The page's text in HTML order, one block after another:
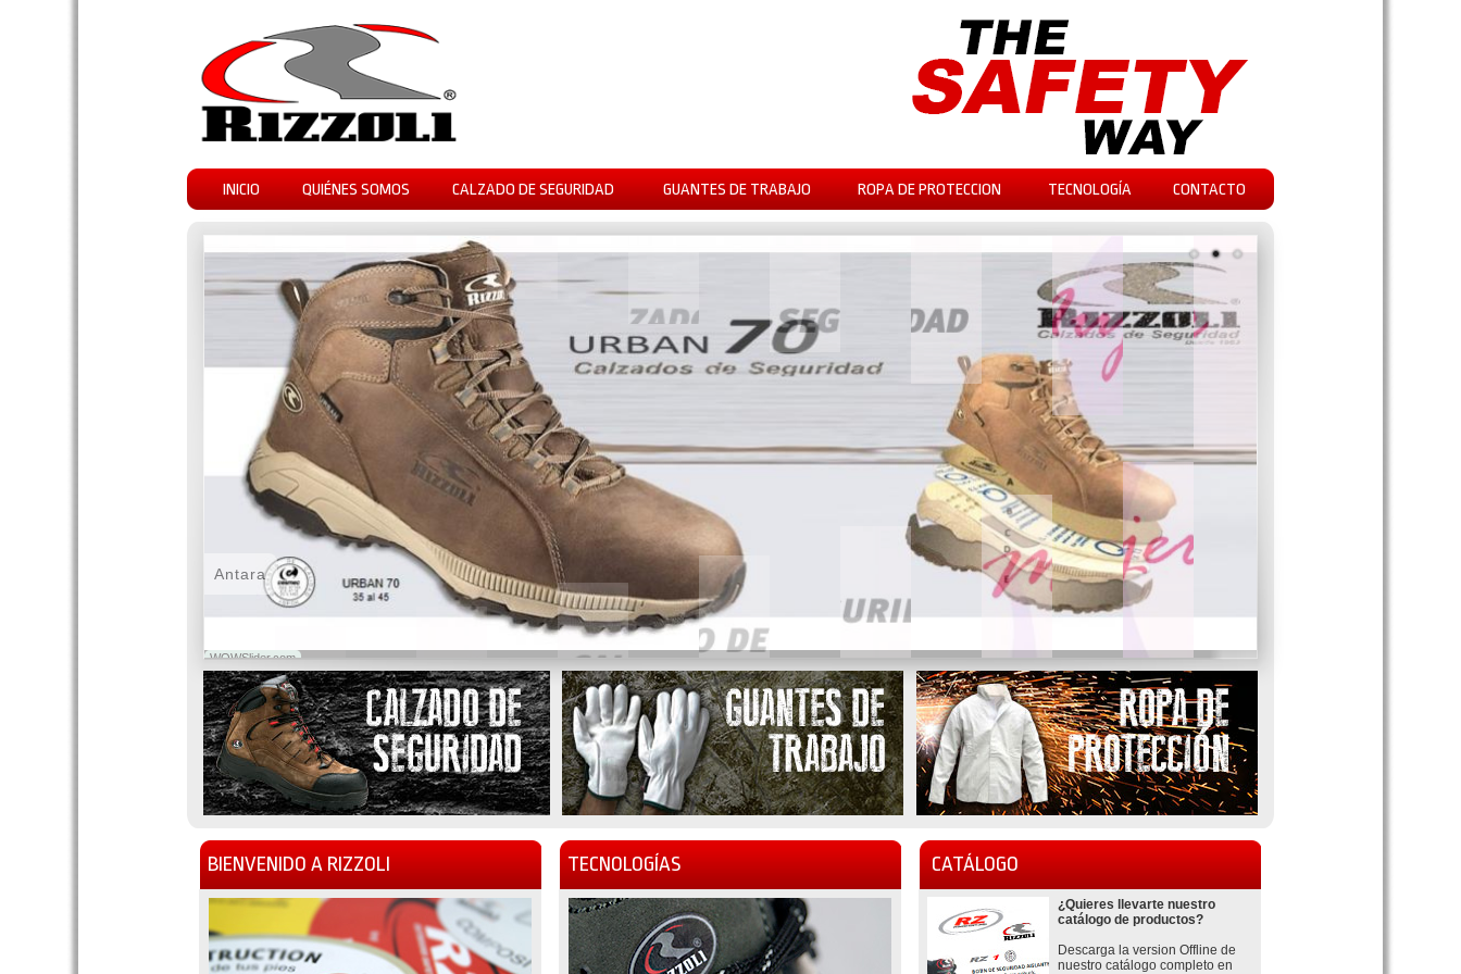
INICIO QUIÉNES SOMOS CALZADO DE SEGURIDAD GUANTES DE TRABAJO ROPA DE PROTECCION TECNOLOGÍA CONTACTO
WOWSlider.com
Antara
BIENVENIDO A RIZZOLI TECNOLOGÍAS CATÁLOGO
¿Quieres llevarte nuestro
catálogo de productos?
Descarga la version Offline de
nuestro catálogo completo en